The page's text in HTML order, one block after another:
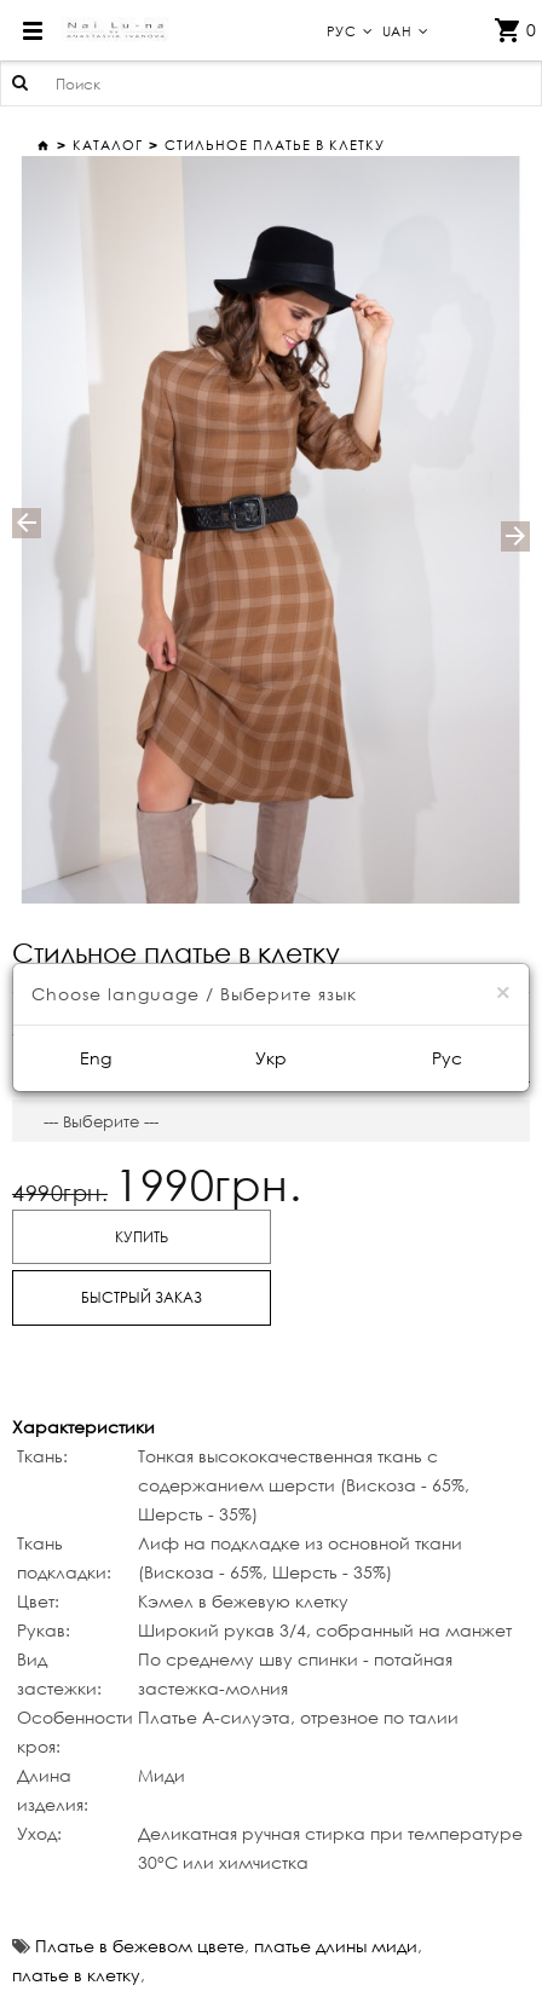
РУС UAH 0
КАТАЛОГ СТИЛЬНОЕ ПЛАТЬЕ В КЛЕТКУ
Стильное платье в клетку
Артикул:NL3908
Консультация менеджера
4990грн. 1990грн.
КУПИТЬ
БЫСТРЫЙ ЗАКАЗ
Характеристики
Ткань:
Тонкая высококачественная ткань с
содержанием шерсти (Вискоза - 65%,
Шерсть - 35%)
Ткань
подкладки:
Лиф на подкладке из основной ткани
(Вискоза - 65%, Шерсть - 35%)
Цвет:
Кэмел в бежевую клетку
Рукав:
Широкий рукав 3/4, собранный на манжет
Вид
застежки:
По среднему шву спинки - потайная
застежка-молния
Особенности
кроя:
Платье А-силуэта, отрезное по талии
Длина
изделия:
Миди
Уход:
Деликатная ручная стирка при температуре
30°C или химчистка
Платье в бежевом цвете, платье длины миди,
платье в клетку,
×
Choose language / Выберите язык
Eng Укр Рус
СТИЛЬНОЕ ПЛАТЬЕ В КЛЕТКУ